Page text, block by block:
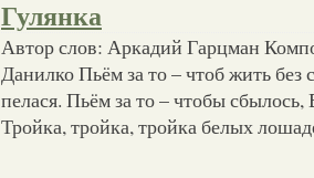
Гулянка
Автор слов: Аркадий Гарцман
Данилко Пьём за то – чтоб жить без
пелася. Пьём за то – чтобы сбылось,
Тройка, тройка, тройка белых